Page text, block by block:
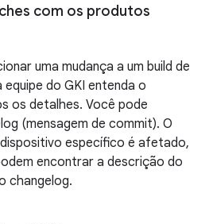
com os produtos
uma mudança a um build de
do GKI entenda o
os detalhes. Você pode
(mensagem de commit). O
específico é afetado,
encontrar a descrição do
changelog.